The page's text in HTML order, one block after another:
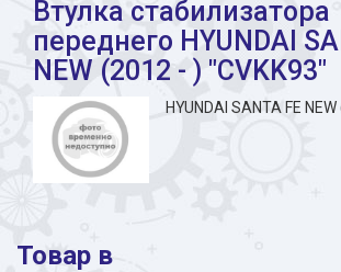
Втулка стабилизатора
переднего HYUNDAI
NEW (2012 - ) "CVKK93"
HYUNDAI SANTA FE
Товар в